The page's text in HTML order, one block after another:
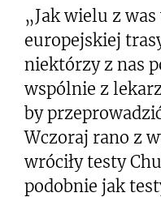
„Jak wielu z
europejskiej
niektórzy z nas
wspólnie z
by
Wczoraj rano z
wróciły testy
podobnie jak